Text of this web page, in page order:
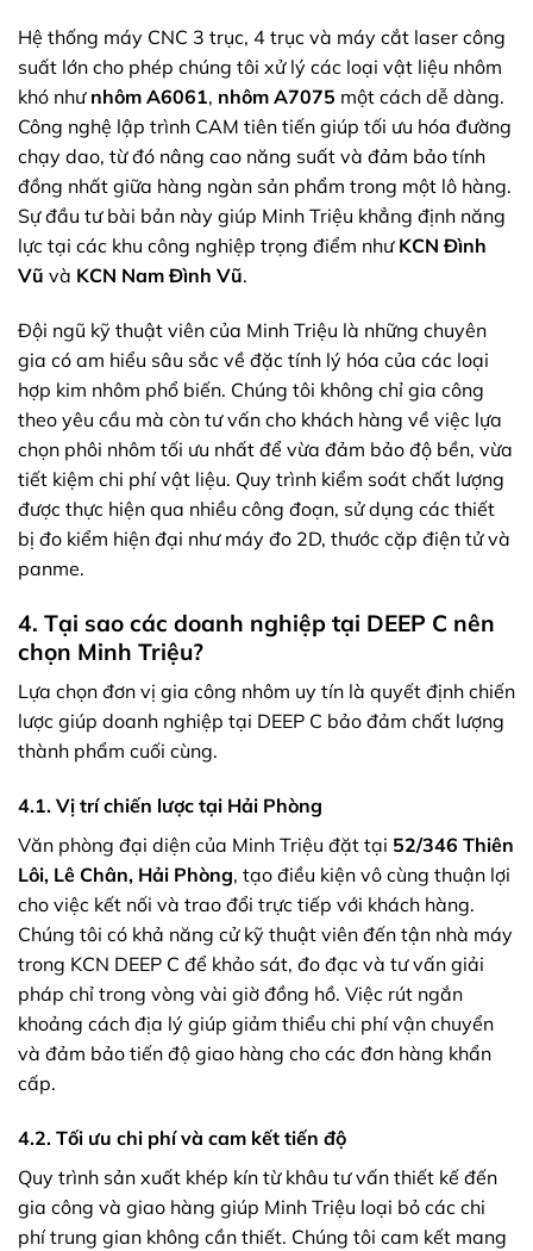
Hệ thống máy CNC 3 trục, 4 trục và máy cắt laser công
suất lớn cho phép chúng tôi xử lý các loại vật liệu nhôm
khó như nhôm A6061, nhôm A7075 một cách dễ dàng.
Công nghệ lập trình CAM tiên tiến giúp tối ưu hóa đường
chạy dao, từ đó nâng cao năng suất và đảm bảo tính
đồng nhất giữa hàng ngàn sản phẩm trong một lô hàng.
Sự đầu tư bài bản này giúp Minh Triệu khẳng định năng
lực tại các khu công nghiệp trọng điểm như KCN Đình
Vũ và KCN Nam Đình Vũ.
Đội ngũ kỹ thuật viên của Minh Triệu là những chuyên
gia có am hiểu sâu sắc về đặc tính lý hóa của các loại
hợp kim nhôm phổ biến. Chúng tôi không chỉ gia công
theo yêu cầu mà còn tư vấn cho khách hàng về việc lựa
chọn phôi nhôm tối ưu nhất để vừa đảm bảo độ bền, vừa
tiết kiệm chi phí vật liệu. Quy trình kiểm soát chất lượng
được thực hiện qua nhiều công đoạn, sử dụng các thiết
bị đo kiểm hiện đại như máy đo 2D, thước cặp điện tử và
panme.
4. Tại sao các doanh nghiệp tại DEEP C nên
chọn Minh Triệu?
Lựa chọn đơn vị gia công nhôm uy tín là quyết định chiến
lược giúp doanh nghiệp tại DEEP C bảo đảm chất lượng
thành phẩm cuối cùng.
4.1. Vị trí chiến lược tại Hải Phòng
Văn phòng đại diện của Minh Triệu đặt tại 52/346 Thiên
Lôi, Lê Chân, Hải Phòng, tạo điều kiện vô cùng thuận lợi
cho việc kết nối và trao đổi trực tiếp với khách hàng.
Chúng tôi có khả năng cử kỹ thuật viên đến tận nhà máy
trong KCN DEEP C để khảo sát, đo đạc và tư vấn giải
pháp chỉ trong vòng vài giờ đồng hồ. Việc rút ngắn
khoảng cách địa lý giúp giảm thiểu chi phí vận chuyển
và đảm bảo tiến độ giao hàng cho các đơn hàng khẩn
cấp.
4.2. Tối ưu chi phí và cam kết tiến độ
Quy trình sản xuất khép kín từ khâu tư vấn thiết kế đến
gia công và giao hàng giúp Minh Triệu loại bỏ các chi
phí trung gian không cần thiết. Chúng tôi cam kết mang